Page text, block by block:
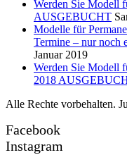
Werden Sie Modell
AUSGEBUCHT
Modelle für
Termine – nur noch
Januar 2019
Werden Sie Modell
2018
Alle Rechte vorbehalten.
Facebook
Instagram